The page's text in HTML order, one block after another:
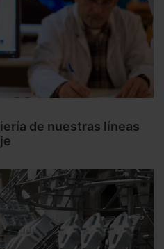
de nuestras líneas